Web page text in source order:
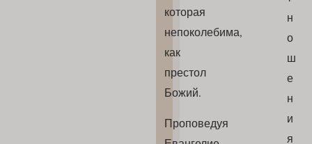
которая
непоколебима,
как
престол
Божий.
Проповедуя
н
о
ш
е
н
и
я